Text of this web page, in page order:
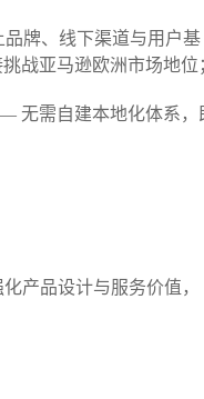
牌、线下渠道与用户基
战亚马逊欧洲市场地位
无需自建本地化体系，
产品设计与服务价值，